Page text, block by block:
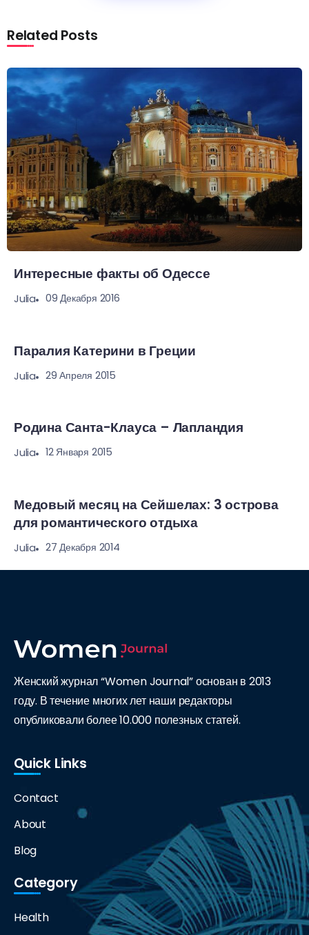
Related Posts
Интересные факты об Одессе
Julia 09 Декабря 2016
Паралия Катерини в Греции
Julia 29 Апреля 2015
Родина Санта-Клауса – Лапландия
Julia 12 Января 2015
Медовый месяц на Сейшелах: 3 острова
для романтического отдыха
Julia 27 Декабря 2014
Женский журнал “Women Journal” основан в 2013
году. В течение многих лет наши редакторы
опубликовали более 10.000 полезных статей.
Quick Links
Contact
About
Blog
Category
Health